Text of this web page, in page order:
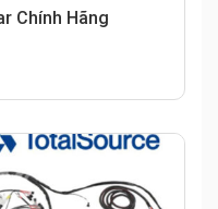
Chính Hãng